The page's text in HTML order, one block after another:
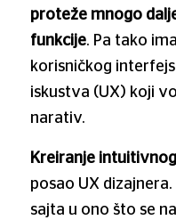
proteže mnogo
funkcije. Pa tako
korisničkog
iskustva (UX) koji
narativ.
Kreiranje
posao UX
sajta u ono što se